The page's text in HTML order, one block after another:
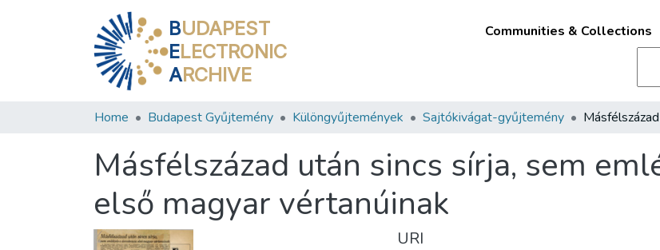
BUDAPEST
ELECTRONIC
ARCHIVE
Communities & Collections
Home Budapest Gyűjtemény Különgyűjtemények Sajtókivágat-gyűjtemény
Másfélszázad után sincs sírja, sem
első magyar vértanúinak
URI